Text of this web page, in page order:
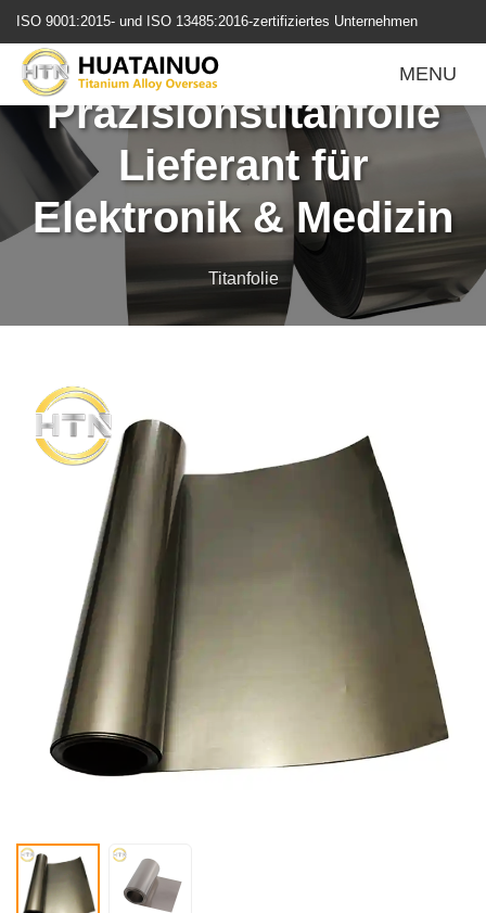
转
容
ISO 9001:2015- und ISO 13485:2016-zertifiziertes Unternehmen
MENU
Gr1, Gr2
Präzisionstitanfolie
Lieferant für
Elektronik & Medizin
Titanfolie